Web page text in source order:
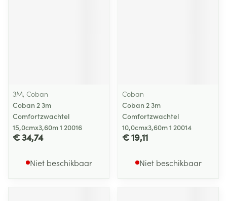
3M, Coban
Coban 2 3m
Comfortzwachtel
15,0cmx3,60m 1 20016
€ 34,74
Niet beschikbaar
Coban
Coban 2 3m
Comfortzwachtel
10,0cmx3,60m 1 20014
€ 19,11
Niet beschikbaar